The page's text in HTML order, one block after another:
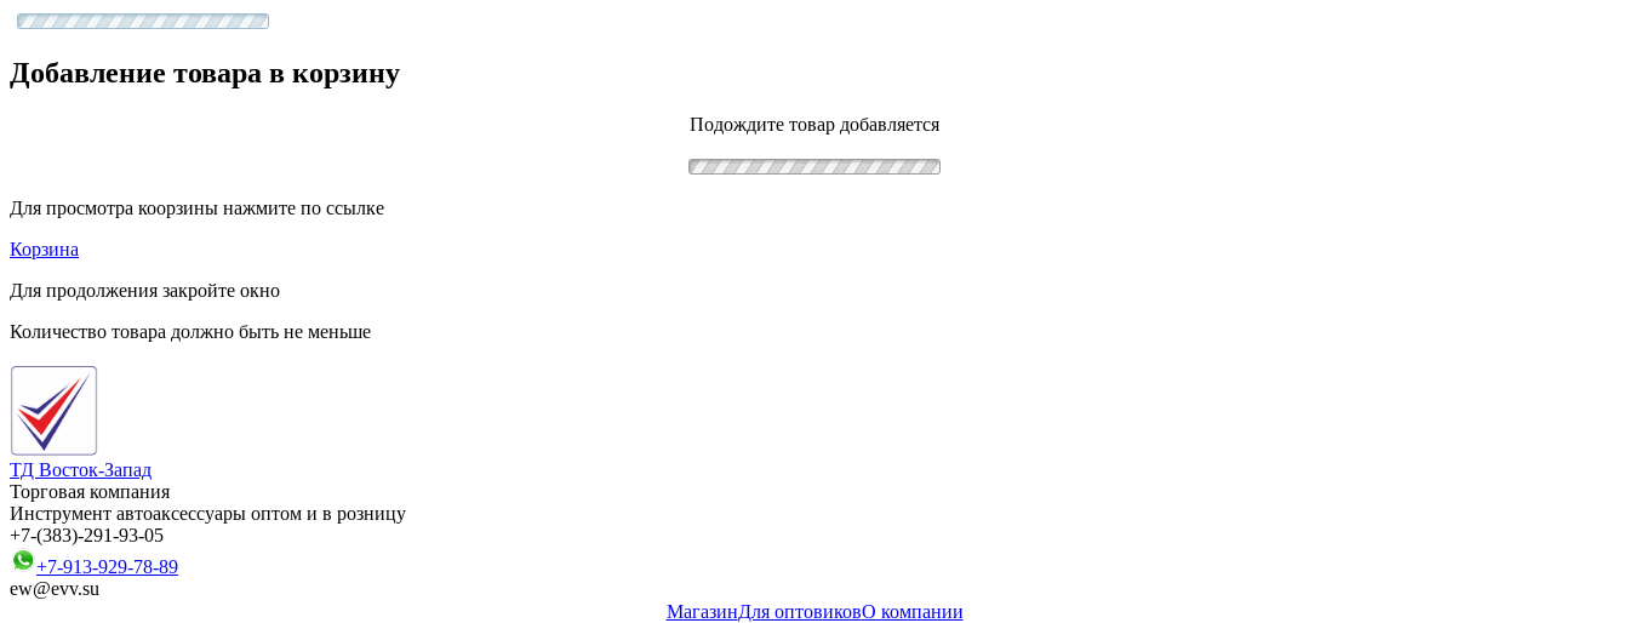
Добавление товара в корзину
Подождите товар добавляется
Для просмотра коорзины нажмите по ссылке
Корзина
Для продолжения закройте окно
Количество товара должно быть не меньше
ТД Восток-Запад
Торговая компания
Инструмент автоаксессуары оптом и в розницу
+7-(383)-291-93-05
+7-913-929-78-89
ew@evv.su
МагазинДля оптовиковО компании